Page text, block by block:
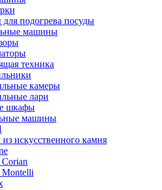
подогрева посуды
машины
техника
камеры
лари
шкафы
машины
искусственного камня
Montelli